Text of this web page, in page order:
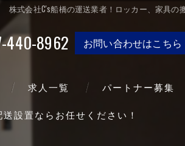
株式会社C's船橋の運送業者！ロッカー、家具の
440-8962 お問い合わせはこちら
求人一覧 パートナー募集
設置ならお任せください！